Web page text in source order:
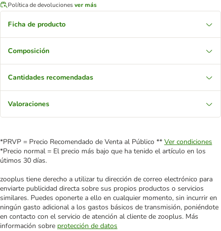
Política de devolucionesver más
Ficha de producto
Composición
Cantidades recomendadas
Valoraciones
*PRVP = Precio Recomendado de Venta al Público ** Ver condiciones
*Precio normal = El precio más bajo que ha tenido el artículo en los
útimos 30 días.
zooplus tiene derecho a utilizar tu dirección de correo electrónico para
enviarte publicidad directa sobre sus propios productos o servicios
similares. Puedes oponerte a ello en cualquier momento, sin incurrir en
ningún gasto adicional a los gastos básicos de transmisión, poniéndote
en contacto con el servicio de atención al cliente de zooplus. Más
información sobre protección de datos